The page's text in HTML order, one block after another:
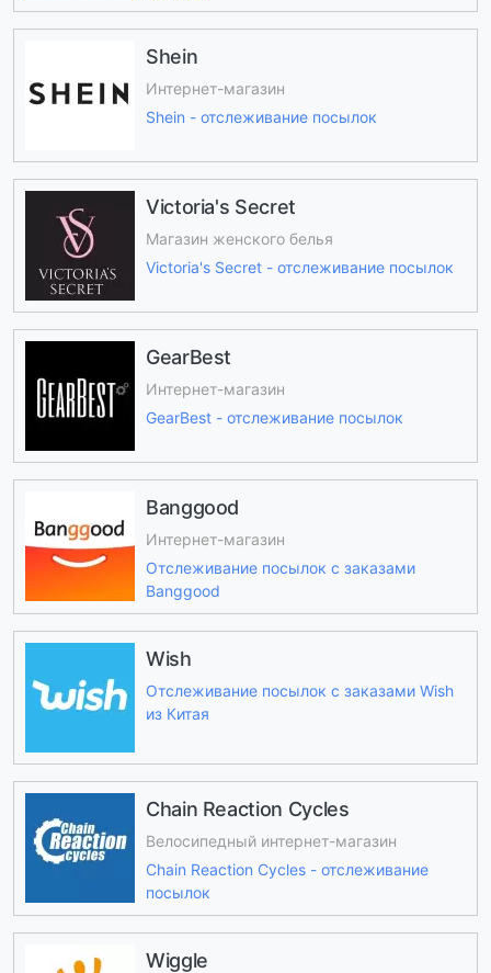
Shein
Интернет-магазин
Shein - отслеживание посылок
Victoria's Secret
Магазин женского белья
Victoria's Secret - отслеживание посылок
GearBest
Интернет-магазин
GearBest - отслеживание посылок
Banggood
Интернет-магазин
Отслеживание посылок с заказами
Banggood
Wish
Отслеживание посылок с заказами Wish
из Китая
Chain Reaction Cycles
Велосипедный интернет-магазин
Chain Reaction Cycles - отслеживание
посылок
Wiggle